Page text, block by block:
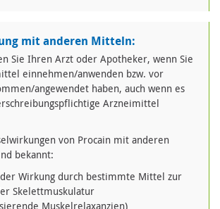
mit anderen Mitteln:
Sie Ihren Arzt oder Apotheker, wenn Sie
einnehmen/anwenden bzw. vor
angewendet haben, auch wenn es
Arzneimittel
von Procain mit anderen
bekannt:
Wirkung durch bestimmte Mittel zur
Skelettmuskulatur
Muskelrelaxanzien)